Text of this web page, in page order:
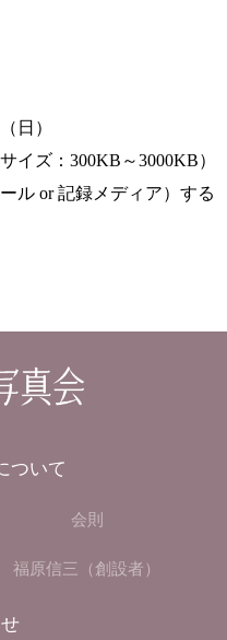
日）
イズ：300KB～3000KB）
ル or 記録メディア）する
ついて
会則
福原信三（創設者）